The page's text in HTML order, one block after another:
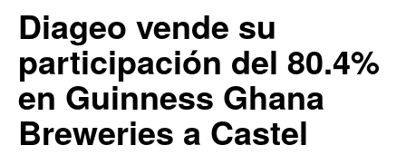
Diageo vende su
participación del 80.4%
en Guinness Ghana
Breweries a Castel